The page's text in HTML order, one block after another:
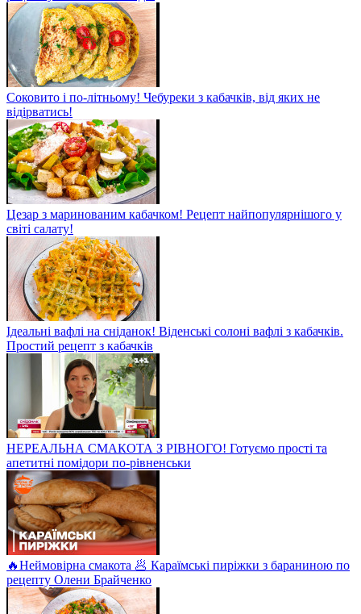
Соковито і по-літньому! Чебуреки з кабачків, від яких не
відірватись!
Цезар з маринованим кабачком! Рецепт найпопулярнішого у
світі салату!
Ідеальні вафлі на сніданок! Віденські солоні вафлі з кабачків.
Простий рецепт з кабачків
НЕРЕАЛЬНА СМАКОТА З РІВНОГО! Готуємо прості та
апетитні помідори по-рівненськи
🔥Неймовірна смакота 🥟 Караїмські пиріжки з бараниною по
рецепту Олени Брайченко